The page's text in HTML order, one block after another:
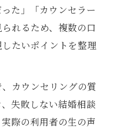
た」「カウンセラー
れるため、複数の口
たいポイントを整理
カウンセリングの質
失敗しない結婚相談
際の利用者の生の声